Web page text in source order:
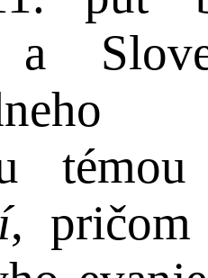
a
, pričom